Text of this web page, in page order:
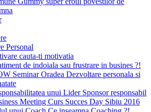
Personal
cauta-ti motivatia
de indoiala sau frustrare in busines ?!
Seminar Oradea Dezvoltare personala si
unui Lider Sponsor responsabil
Meeting Curs Succes Day Sibiu 2016